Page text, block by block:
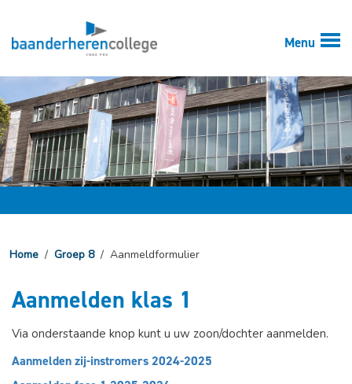
Menu
Home / Groep 8 / Aanmeldformulier
Aanmelden klas 1
Via onderstaande knop kunt u uw zoon/dochter aanmelden.
Aanmelden zij-instromers 2024-2025